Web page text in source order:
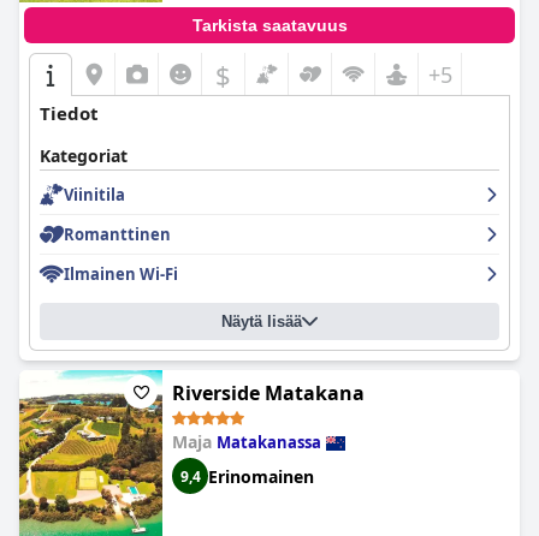
Tarkista saatavuus
$ +5
Tiedot
Kategoriat
Viinitila
Romanttinen
Ilmainen Wi-Fi
Näytä lisää
Riverside Matakana
Maja Matakanassa
9,4 Erinomainen